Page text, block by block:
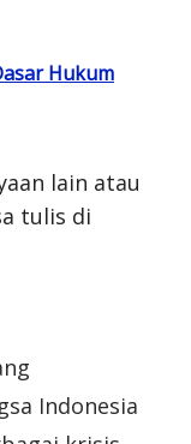
Hukum
lain atau
tulis di
Indonesia